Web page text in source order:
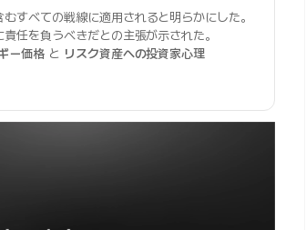
すべての戦線に適用されると明らかにした。
任を負うべきだとの主張が示された。
ー価格 と リスク資産への投資家心理